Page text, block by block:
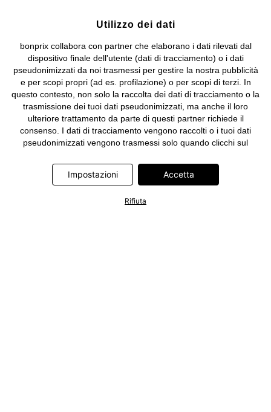
Utilizzo dei dati
bonprix collabora con partner che elaborano i dati rilevati dal
dispositivo finale dell'utente (dati di tracciamento) o i dati
pseudonimizzati da noi trasmessi per gestire la nostra pubblicità
e per scopi propri (ad es. profilazione) o per scopi di terzi. In
questo contesto, non solo la raccolta dei dati di tracciamento o la
trasmissione dei tuoi dati pseudonimizzati, ma anche il loro
ulteriore trattamento da parte di questi partner richiede il
consenso. I dati di tracciamento vengono raccolti o i tuoi dati
pseudonimizzati vengono trasmessi solo quando clicchi sul
seguenti società: Adjust GmbH, Criteo SA, Google Ireland
Limited, Hurra Communications GmbH, ID5 Technology Ltd,
Limited, Pinterest Europe Limited, RTB-House GmbH, TikTok
Impostazioni Accetta
Rifiuta